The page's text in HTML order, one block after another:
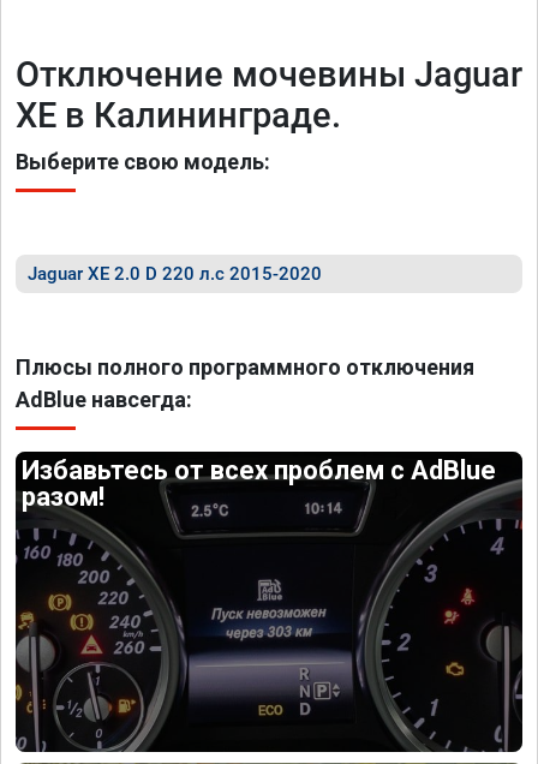
Отключение мочевины Jaguar
XE в Калининграде.
Выберите свою модель:
Jaguar XE 2.0 D 220 л.с 2015-2020
Плюсы полного программного отключения
AdBlue навсегда:
Избавьтесь от всех проблем с AdBlue
разом!